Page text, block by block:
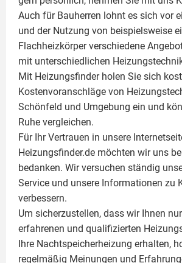
Auch für Bauherren lohnt es sich vor
und der Nutzung von beispielsweise
Flachheizkörperverschiedene
mit unterschiedlichen
Mit Heizungsfinder holen Sie sich
Kostenvoranschläge von
Schönfeld und Umgebung ein und
Ruhe vergleichen.
Für Ihr Vertrauen in unsere
Heizungsfinder.de möchten wir uns
bedanken. Wir versuchen ständig
Service und unsere Informationen zu
verbessern.
Um sicherzustellen, dass wir Ihnen
erfahrenen und qualifizierten
Ihre Nachtspeicherheizung erhalten,
regelmäßig Meinungen und